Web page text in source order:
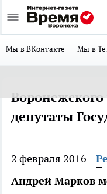
Мы в ВКонтакте Мы в
депутаты
2 февраля 2016
Андрей Марков